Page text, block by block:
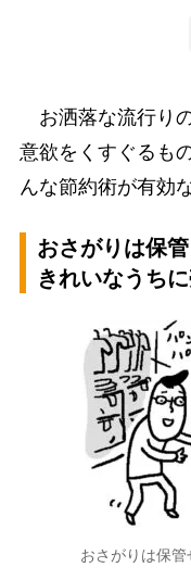
お洒落な流行り
意欲をくすぐるも
んな節約術が有効
おさがりは保
きれいなうち
おさがりは保